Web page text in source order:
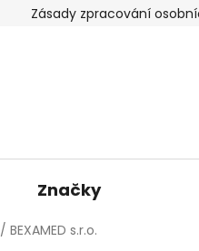
Zásady zpracování
Značky
/ BEXAMED s.r.o.